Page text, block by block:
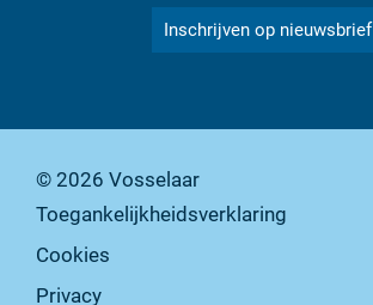
Inschrijven op nieuwsbrief
© 2026 Vosselaar
Toegankelijkheidsverklaring
Cookies
Privacy